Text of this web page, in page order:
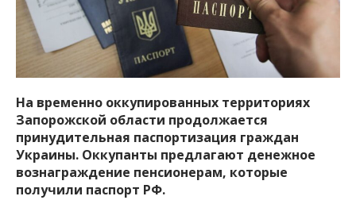
важную информацию о событиях
города Запорожья и области.
На временно оккупированных территориях
Запорожской области продолжается
принудительная паспортизация граждан
Украины. Оккупанты предлагают денежное
вознаграждение пенсионерам, которые
получили паспорт РФ.